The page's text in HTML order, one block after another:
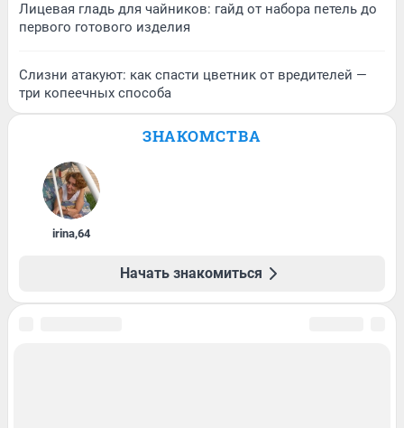
Лицевая гладь для чайников: гайд от набора петель до
первого готового изделия
Слизни атакуют: как спасти цветник от вредителей —
три копеечных способа
ЗНАКОМСТВА
irina,64
Начать знакомиться